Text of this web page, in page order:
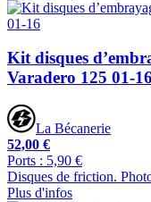
Kit disques
Varadero 125 01-16
La Bécanerie
52,00 €
Ports : 5,90 €
Disques de friction.
Plus d'infos